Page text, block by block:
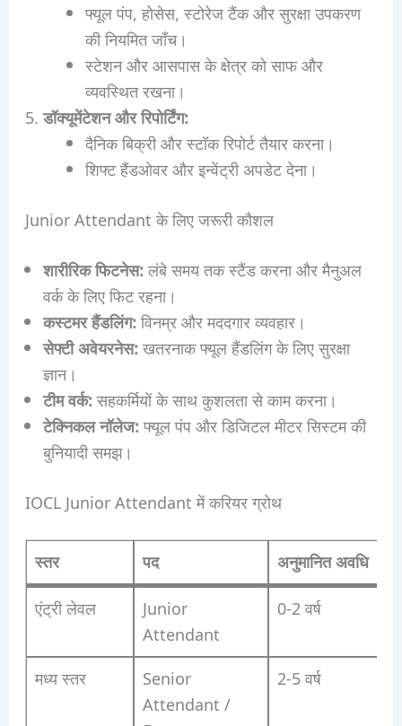
फ्यूल पंप, होसेस, स्टोरेज टैंक और सुरक्षा उपकरण
की नियमित जाँच।
स्टेशन और आसपास के क्षेत्र को साफ और
व्यवस्थित रखना।
डॉक्यूमेंटेशन और रिपोर्टिंग:
दैनिक बिक्री और स्टॉक रिपोर्ट तैयार करना।
शिफ्ट हैंडओवर और इन्वेंट्री अपडेट देना।
Junior Attendant के लिए जरूरी कौशल
शारीरिक फिटनेस:लंबे समय तक स्टैंड करना और मैनुअल
वर्क के लिए फिट रहना।
कस्टमर हैंडलिंग:विनम्र और मददगार व्यवहार।
सेफ्टी अवेयरनेस:खतरनाक फ्यूल हैंडलिंग के लिए सुरक्षा
ज्ञान।
टीम वर्क:सहकर्मियों के साथ कुशलता से काम करना।
टेक्निकल नॉलेज:फ्यूल पंप और डिजिटल मीटर सिस्टम की
बुनियादी समझ।
IOCL Junior Attendant में करियर ग्रोथ
स्तर पद अनुमानित अवधि
एंट्री लेवल
Junior
Attendant
0-2 वर्ष
मध्य स्तर
Senior
Attendant /
2-5 वर्ष